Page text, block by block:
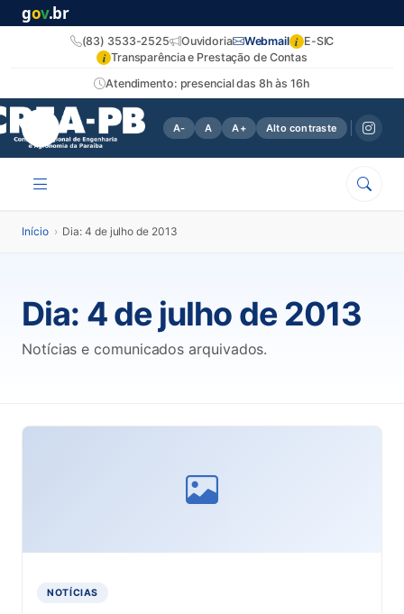
gov.br
Atendimento: presencial das 8h às 16h
(83) 3533-2525 Ouvidoria Webmail i E-SIC
i Transparência e Prestação de Contas
A- A A+ Alto contraste
Início › Dia: 4 de julho de 2013
Dia: 4 de julho de 2013
Notícias e comunicados arquivados.
NOTÍCIAS